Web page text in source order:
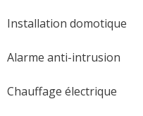
Installation domotique
Alarme anti-intrusion
Chauffage électrique